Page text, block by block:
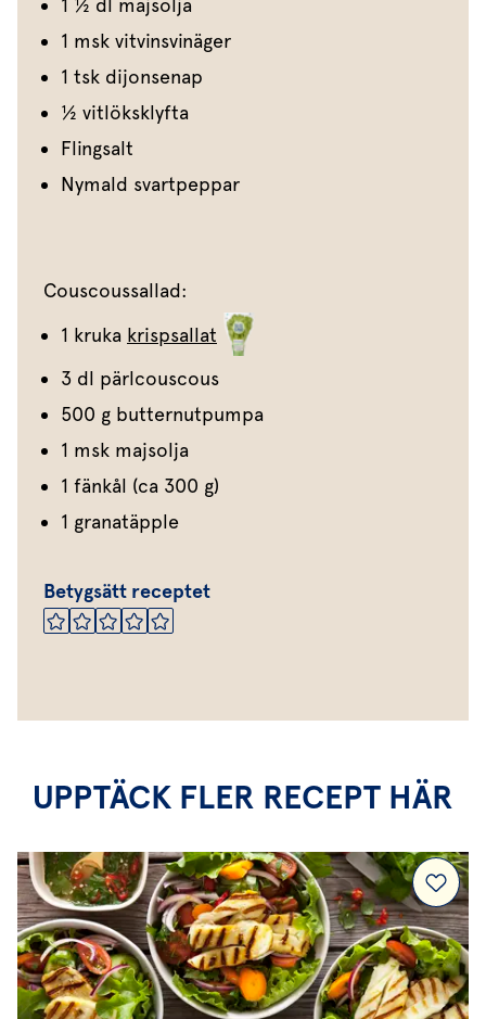
1 ½ dl majsolja
1 msk vitvinsvinäger
1 tsk dijonsenap
½ vitlöksklyfta
Flingsalt
Nymald svartpeppar
Couscoussallad:
1 kruka krispsallat
3 dl pärlcouscous
500 g butternutpumpa
1 msk majsolja
1 fänkål (ca 300 g)
1 granatäpple
Betygsätt receptet
UPPTÄCK FLER RECEPT HÄR